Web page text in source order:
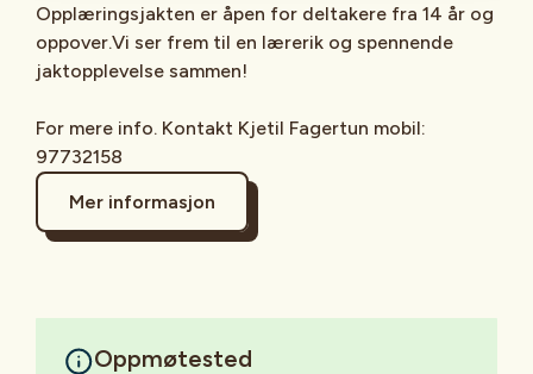
Opplæringsjakten er åpen for deltakere fra 14 år og
oppover.Vi ser frem til en lærerik og spennende
jaktopplevelse sammen!
For mere info. Kontakt Kjetil Fagertun mobil:
97732158
Mer informasjon
Oppmøtested